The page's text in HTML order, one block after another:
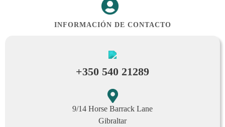
INFORMACIÓN DE CONTACTO
+350 540 21289
9/14 Horse Barrack Lane
Gibraltar